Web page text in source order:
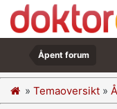
Åpent forum
» Temaoversikt »